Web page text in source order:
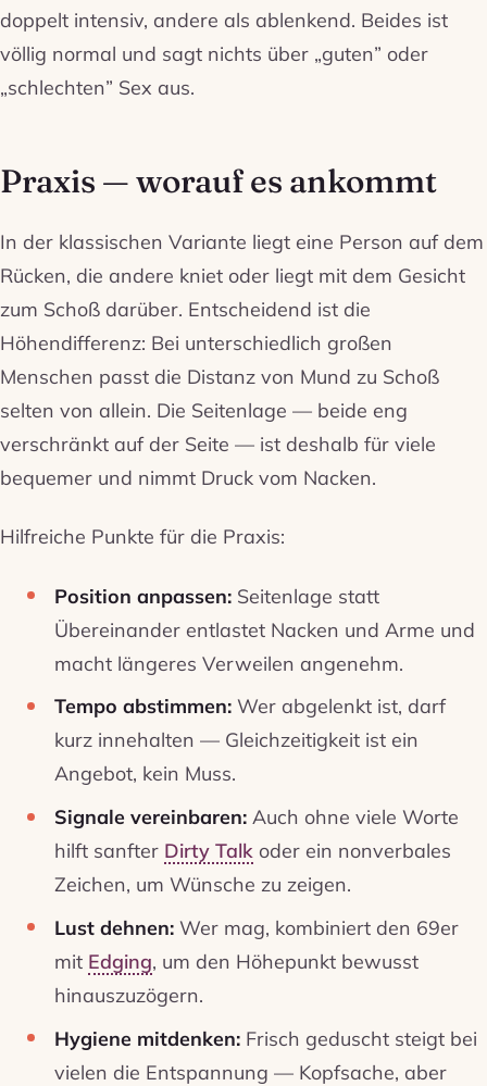
doppelt intensiv, andere als ablenkend. Beides ist
völlig normal und sagt nichts über „guten” oder
„schlechten” Sex aus.
Praxis — worauf es ankommt
In der klassischen Variante liegt eine Person auf dem
Rücken, die andere kniet oder liegt mit dem Gesicht
zum Schoß darüber. Entscheidend ist die
Höhendifferenz: Bei unterschiedlich großen
Menschen passt die Distanz von Mund zu Schoß
selten von allein. Die Seitenlage — beide eng
verschränkt auf der Seite — ist deshalb für viele
bequemer und nimmt Druck vom Nacken.
Hilfreiche Punkte für die Praxis:
Position anpassen: Seitenlage statt
Übereinander entlastet Nacken und Arme und
macht längeres Verweilen angenehm.
Tempo abstimmen: Wer abgelenkt ist, darf
kurz innehalten — Gleichzeitigkeit ist ein
Angebot, kein Muss.
Signale vereinbaren: Auch ohne viele Worte
hilft sanfter Dirty Talk oder ein nonverbales
Zeichen, um Wünsche zu zeigen.
Lust dehnen: Wer mag, kombiniert den 69er
mit Edging, um den Höhepunkt bewusst
hinauszuzögern.
Hygiene mitdenken: Frisch geduscht steigt bei
vielen die Entspannung — Kopfsache, aber